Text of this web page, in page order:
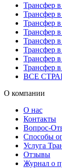
Трансфер
Трансфер
Трансфер
Трансфер
Трансфер
Трансфер
Трансфер
Трансфер
ВСЕ
О компании
О нас
Контакты
Вопрос-
Способы
Услуга
Отзывы
Журнал о